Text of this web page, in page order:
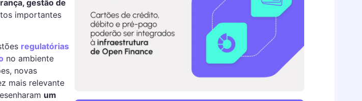
gestão de
importantes
regulatórias
no ambiente
novas
mais relevante
um